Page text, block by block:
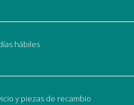
hábiles
y piezas de recambio